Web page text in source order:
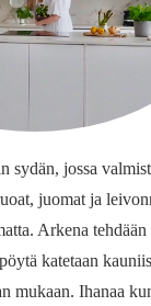
sydän, jossa
juomat ja
Arkena tehdään
katetaan
mukaan. Ihanaa